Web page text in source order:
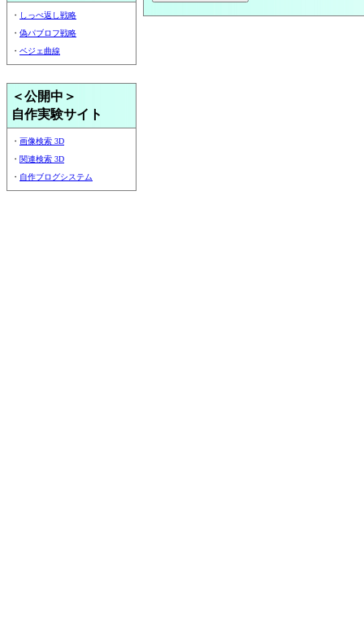
・ しっぺ返し戦略
・ 偽パブロフ戦略
・ ベジェ曲線
＜公開中＞
自作実験サイト
・ 画像検索 3D
・ 関連検索 3D
・ 自作ブログシステム